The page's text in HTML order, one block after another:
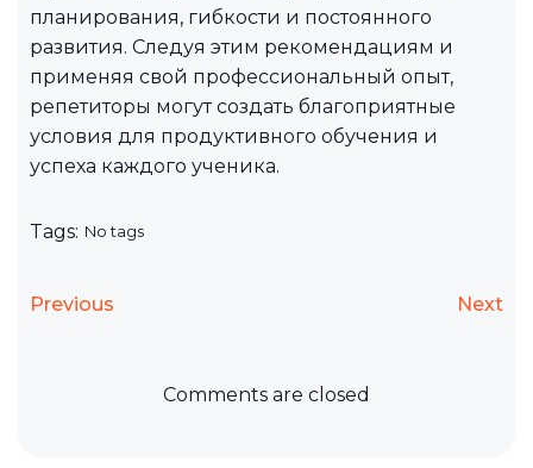
планирования, гибкости и постоянного
развития. Следуя этим рекомендациям и
применяя свой профессиональный опыт,
репетиторы могут создать благоприятные
условия для продуктивного обучения и
успеха каждого ученика.
Tags: No tags
Previous Next
Comments are closed